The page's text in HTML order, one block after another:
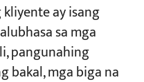
ay isang
sa mga
pangunahing
bakal, mga biga na